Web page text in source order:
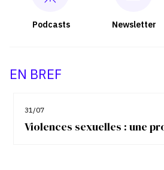
Podcasts Newsletter
EN BREF
31/07
Violences sexuelles : une